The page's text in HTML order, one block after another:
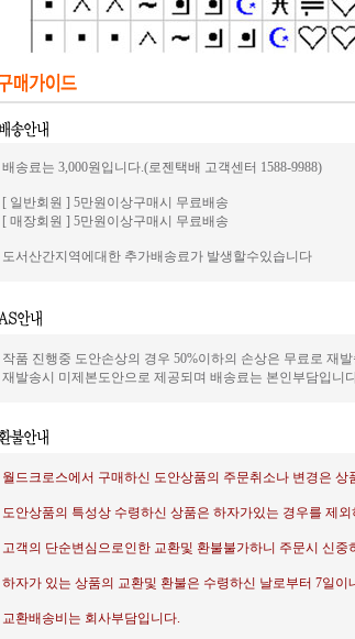
배송료는 3,000원입니다.(로젠택배 고객센터 1588-9988)
[ 일반회원 ] 5만원이상구매시 무료배송
[ 매장회원 ] 5만원이상구매시 무료배송
도서산간지역에대한 추가배송료가 발생할수있습니다
작품 진행중 도안손상의 경우 50%이하의 손상은 무료로 재
재발송시 미제본도안으로 제공되며 배송료는 본인부담입니
월드크로스에서 구매하신 도안상품의 주문취소나 변경은 상
도안상품의 특성상 수령하신 상품은 하자가있는 경우를 제외
고객의 단순변심으로인한 교환및 환불불가하니 주문시 신중
하자가 있는 상품의 교환및 환불은 수령하신 날로부터 7일이
교환배송비는 회사부담입니다.